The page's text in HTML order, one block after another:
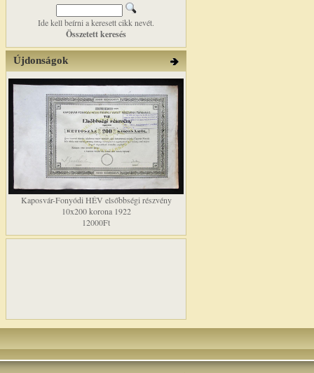
Ide kell beírni a keresett cikk nevét.
Összetett keresés
Újdonságok
Kaposvár-Fonyódi HÉV elsőbbségi részvény
10x200 korona 1922
12000Ft